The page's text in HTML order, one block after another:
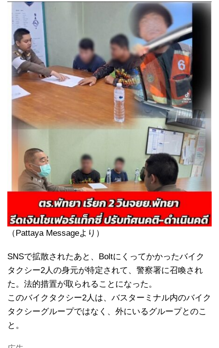
（Pattaya Messageより）
SNSで拡散されたあと、Boltにくってかかったバイク
タクシー2人の身元が特定されて、警察署に召喚され
た。法的措置が取られることになった。
このバイクタクシー2人は、バスターミナル内のバイク
タクシーグループではなく、外にいるグループとのこ
と。